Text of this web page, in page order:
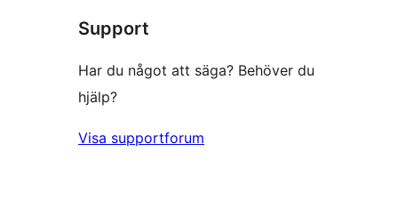
Support
Har du något att säga? Behöver du
hjälp?
Visa supportforum